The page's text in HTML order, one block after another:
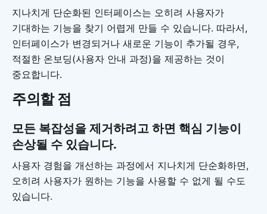
지나치게 단순화된 인터페이스는 오히려 사용자가
기대하는 기능을 찾기 어렵게 만들 수 있습니다. 따라서,
인터페이스가 변경되거나 새로운 기능이 추가될 경우,
적절한 온보딩(사용자 안내 과정)을 제공하는 것이
중요합니다.
주의할 점
모든 복잡성을 제거하려고 하면 핵심 기능이
손상될 수 있습니다.
사용자 경험을 개선하는 과정에서 지나치게 단순화하면,
오히려 사용자가 원하는 기능을 사용할 수 없게 될 수도
있습니다.